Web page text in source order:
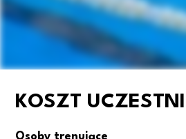
KOSZT
Osoby trenujące